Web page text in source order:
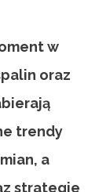
w
oraz
trendy
a
strategie